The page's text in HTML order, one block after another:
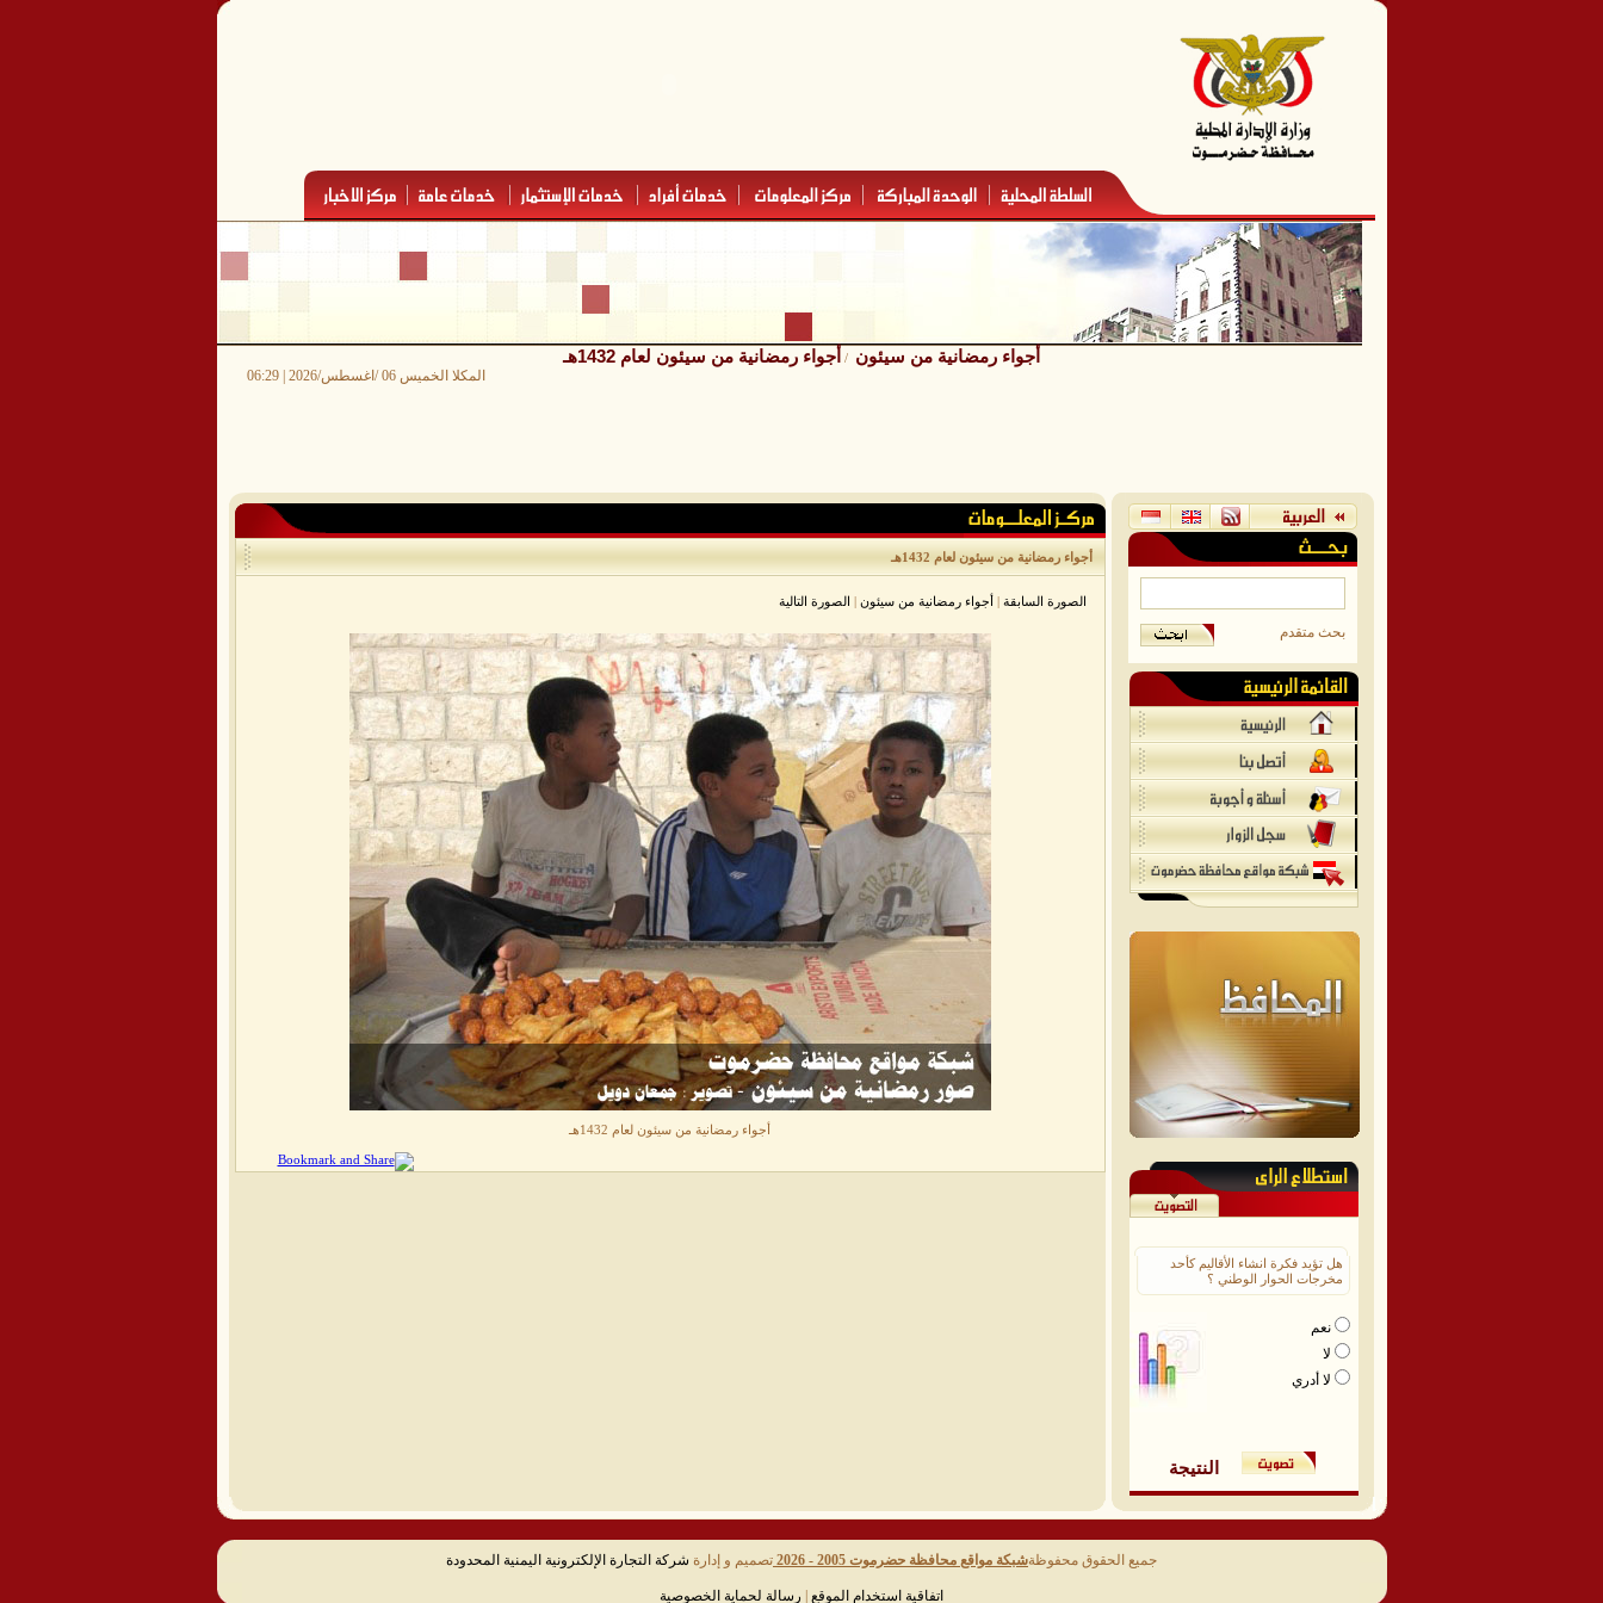
أجواء رمضانية من سيئون / أجواء رمضانية من سيئون لعام 1432هـ
المكلا الخميس 06 /اغسطس/2026 | 06:29
أجواء رمضانية من سيئون لعام 1432هـ
الصورة السابقة |أجواء رمضانية من سيئون | الصورة التالية
أجواء رمضانية من سيئون لعام 1432هـ
بحث متقدم
هل تؤيد فكرة انشاء الأقاليم كأحد
مخرجات الحوار الوطني ؟
نعم
لا
لا أدري
النتيجة
جميع الحقوق محفوظةشبكة مواقع محافظة حضرموت 2005 - 2026 تصميم و إدارة شركة التجارة الإلكترونية اليمنية المحدودة
اتفاقية استخدام الموقع رسالة لحماية الخصوصية